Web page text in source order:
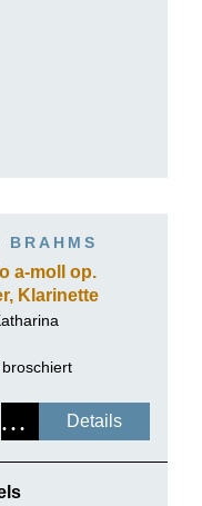
BRAHMS
a-moll op.
Klarinette
Details